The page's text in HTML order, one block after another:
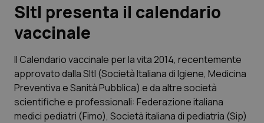
Governo e Parlamento
Regioni e Asl
Lavoro e Professioni
Scienza e Farmaci
SItI presenta il calendario
vaccinale
Il Calendario vaccinale per la vita 2014, recentemente
approvato dalla SItI (Società Italiana di Igiene, Medicina
Preventiva e Sanità Pubblica) e da altre società
scientifiche e professionali: Federazione italiana
medici pediatri (Fimo), Società italiana di pediatria (Sip)